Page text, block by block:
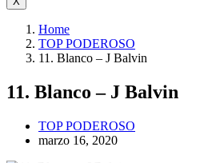
Home
TOP PODEROSO
11. Blanco – J Balvin
11. Blanco – J Balvin
TOP PODEROSO
marzo 16, 2020